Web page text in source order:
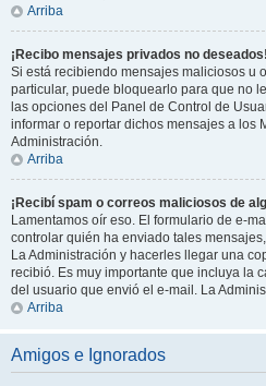
Arriba
¡Recibo mensajes privados no deseados!
Si está recibiendo mensajes maliciosos u
particular, puede bloquearlo para que no
las opciones del Panel de Control de
informar o reportar dichos mensajes a los
Administración.
Arriba
¡Recibí spam o correos maliciosos de
Lamentamos oír eso. El formulario de e-
controlar quién ha enviado tales
La Administración y hacerles llegar una
recibió. Es muy importante que incluya la
del usuario que envió el e-mail. La
Arriba
Amigos e Ignorados